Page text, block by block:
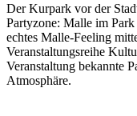
Der Kurpark vor der
Partyzone: Malle im
echtes Malle-Feeling
Veranstaltungsreihe
Veranstaltung bekannte
Atmosphäre.